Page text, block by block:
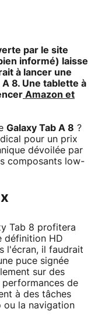
par le site
informé) laisse
à lancer une
8. Une tablette à
Amazon et
Galaxy Tab A 8 ?
pour un prix
dévoilée par
composants low-
Tab 8 profitera
définition HD
l'écran, il faudrait
puce signée
sur des
performances de
à des tâches
ou la navigation